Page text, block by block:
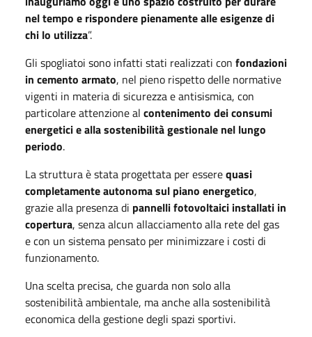
nel tempo e rispondere pienamente alle esigenze di
chi lo utilizza”.
Gli spogliatoi sono infatti stati realizzati con fondazioni
in cemento armato, nel pieno rispetto delle normative
vigenti in materia di sicurezza e antisismica, con
particolare attenzione al contenimento dei consumi
energetici e alla sostenibilità gestionale nel lungo
periodo.
La struttura è stata progettata per esserequasi
completamente autonoma sul piano energetico,
grazie alla presenza di pannelli fotovoltaici installati in
copertura, senza alcun allacciamento alla rete del gas
e con un sistema pensato per minimizzare i costi di
funzionamento.
Una scelta precisa, che guarda non solo alla
sostenibilità ambientale, ma anche alla sostenibilità
economica della gestione degli spazi sportivi.